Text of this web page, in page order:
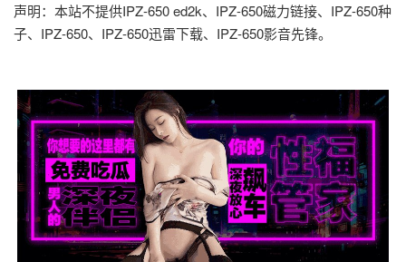
声明：本站不提供IPZ-650 ed2k、IPZ-650磁力链接、IPZ-650种
子、IPZ-650、IPZ-650迅雷下载、IPZ-650影音先锋。